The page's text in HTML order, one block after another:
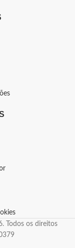
Todos os direitos